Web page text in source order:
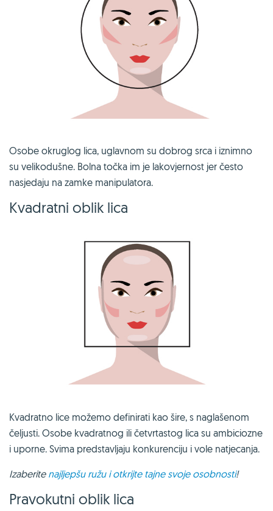
Osobe okruglog lica, uglavnom su dobrog srca i iznimno
su velikodušne. Bolna točka im je lakovjernost jer često
nasjedaju na zamke manipulatora.
Kvadratni oblik lica
Kvadratno lice možemo definirati kao šire, s naglašenom
čeljusti. Osobe kvadratnog ili četvrtastog lica su ambiciozne
i uporne. Svima predstavljaju konkurenciju i vole natjecanja.
Izaberite najljepšu ružu i otkrijte tajne svoje osobnosti!
Pravokutni oblik lica